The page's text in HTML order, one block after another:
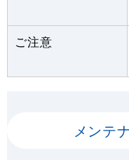
ご注意
メンテ